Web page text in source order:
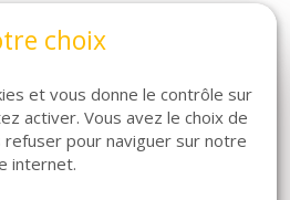
CONNEXES
choix
et vous donne le contrôle sur
activer. Vous avez le choix de
pour naviguer sur notre
internet.